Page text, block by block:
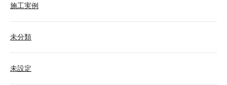
施工実例
未分類
未設定